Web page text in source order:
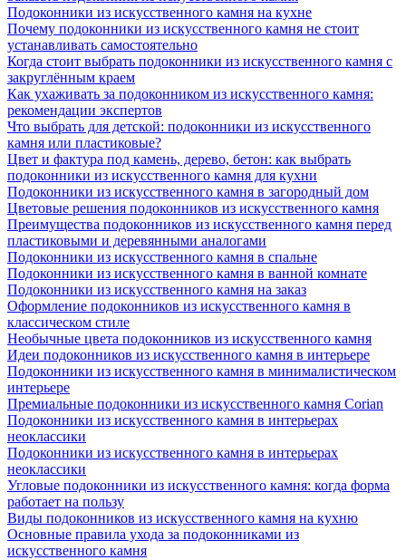
Подоконники из искусственного камня на кухне
Почему подоконники из искусственного камня не стоит
устанавливать самостоятельно
Когда стоит выбрать подоконники из искусственного камня с
закруглённым краем
Как ухаживать за подоконником из искусственного камня:
рекомендации экспертов
Что выбрать для детской: подоконники из искусственного
камня или пластиковые?
Цвет и фактура под камень, дерево, бетон: как выбрать
подоконники из искусственного камня для кухни
Подоконники из искусственного камня в загородный дом
Цветовые решения подоконников из искусственного камня
Преимущества подоконников из искусственного камня перед
пластиковыми и деревянными аналогами
Подоконники из искусственного камня в спальне
Подоконники из искусственного камня в ванной комнате
Подоконники из искусственного камня на заказ
Оформление подоконников из искусственного камня в
классическом стиле
Необычные цвета подоконников из искусственного камня
Идеи подоконников из искусственного камня в интерьере
Подоконники из искусственного камня в минималистическом
интерьере
Премиальные подоконники из искусственного камня Corian
Подоконники из искусственного камня в интерьерах
неоклассики
Подоконники из искусственного камня в интерьерах
неоклассики
Угловые подоконники из искусственного камня: когда форма
работает на пользу
Виды подоконников из искусственного камня на кухню
Основные правила ухода за подоконниками из
искусственного камня